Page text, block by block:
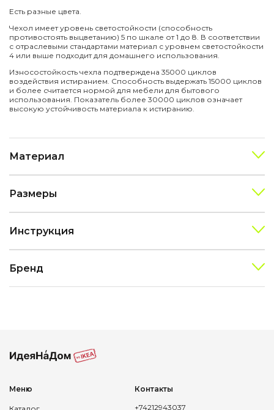
Есть разные цвета.
Чехол имеет уровень светостойкости (способность
противостоять выцветанию) 5 по шкале от 1 до 8. В соответствии
с отраслевыми стандартами материал с уровнем светостойкости
4 или выше подходит для домашнего использования.
Износостойкость чехла подтверждена 35000 циклов
воздействия истиранием. Способность выдержать 15000 циклов
и более считается нормой для мебели для бытового
использования. Показатель более 30000 циклов означает
высокую устойчивость материала к истиранию.
Материал
Размеры
Инструкция
Бренд
Меню
Контакты
+74212943037